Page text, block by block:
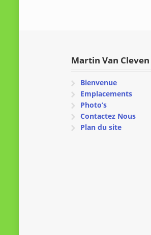
Martin Van Cleven
Bienvenue
Emplacements
Photo’s
Contactez Nous
Plan du site